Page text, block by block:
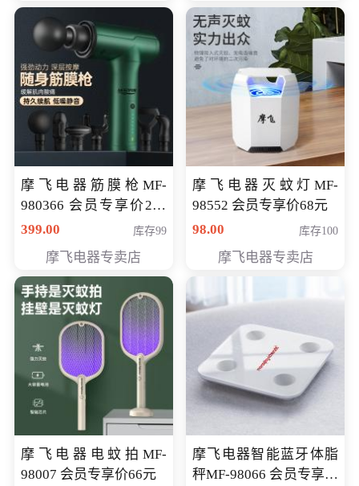
摩飞电器筋膜枪MF-
980366 会员专享价299
元
399.00 库存99
摩飞电器专卖店
摩飞电器灭蚊灯MF-
98552 会员专享价68元
98.00
库存100
摩飞电器专卖店
摩飞电器电蚊拍MF-
98007 会员专享价66元
摩飞电器智能蓝牙体脂
秤MF-98066 会员专享价